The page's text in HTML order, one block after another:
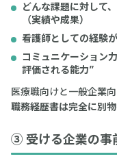
どんな課題に対して
（実績や成果）
看護師としての経験
コミュニケーション
評価される能力”
医療職向けと一般企業向
職務経歴書は完全に別
③ 受ける企業の事